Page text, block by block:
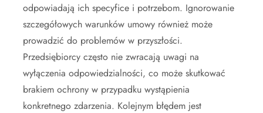
odpowiadają ich specyfice i potrzebom. Ignorowanie
szczegółowych warunków umowy również może
prowadzić do problemów w przyszłości.
Przedsiębiorcy często nie zwracają uwagi na
wyłączenia odpowiedzialności, co może skutkować
brakiem ochrony w przypadku wystąpienia
konkretnego zdarzenia. Kolejnym błędem jest